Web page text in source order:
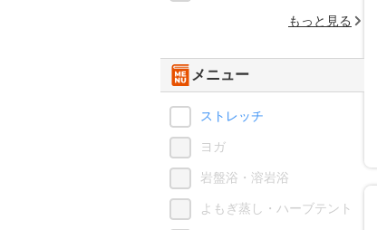
もっと見る
メニュー
ストレッチ
ヨガ
岩盤浴・溶岩浴
よもぎ蒸し・ハーブテント